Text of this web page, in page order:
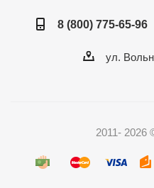
8 (800) 775-65-96
ул.
2011-